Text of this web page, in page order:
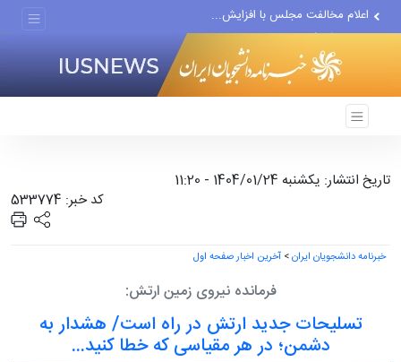
دیدار و گفتگوی پزشکیان با...
دلیل جدایی رامین رضاییان از...
تاریخ انتشار: یکشنبه 1404/01/24 - 11:20
کد خبر: 533774
خبرنامه دانشجویان ایران> آخرین اخبار صفحه اول
فرمانده نیروی زمین ارتش:
تسلیحات جدید ارتش در راه است/ هشدار به
دشمن؛ در هر مقیاسی که خطا کنید...